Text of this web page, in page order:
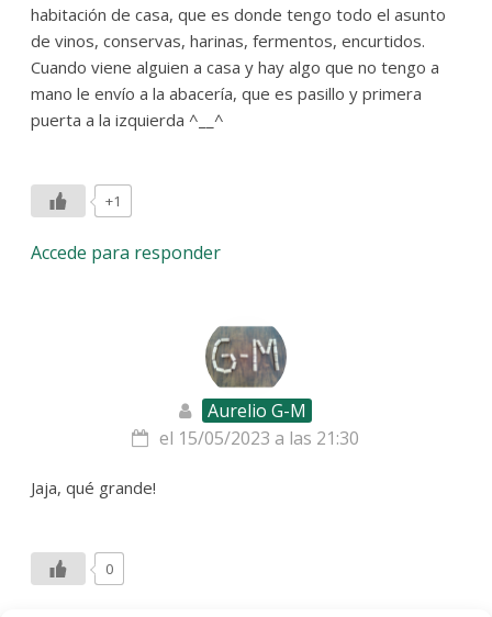
habitación de casa, que es donde tengo todo el asunto
de vinos, conservas, harinas, fermentos, encurtidos.
Cuando viene alguien a casa y hay algo que no tengo a
mano le envío a la abacería, que es pasillo y primera
puerta a la izquierda ^__^
+1
Accede para responder
Aurelio G-M
el 15/05/2023 a las 21:30
Jaja, qué grande!
0